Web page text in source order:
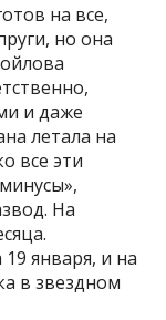
на все,
но она
и даже
летала на
все эти
На
января, и на
в звездном